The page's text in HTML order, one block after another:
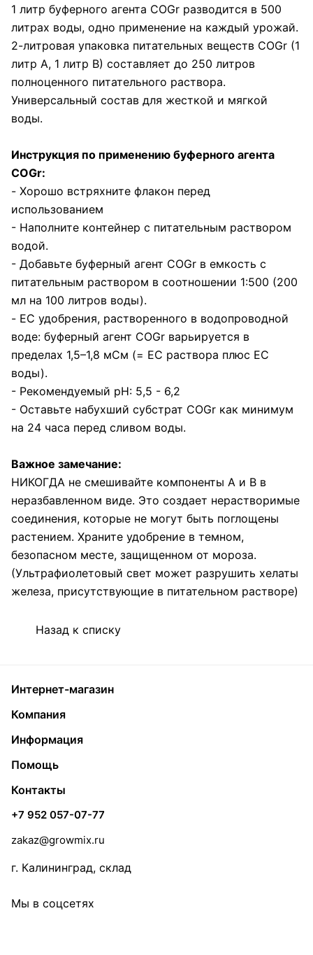
1 литр буферного агента COGr разводится в 500
литрах воды, одно применение на каждый урожай.
2-литровая упаковка питательных веществ COGr (1
литр A, 1 литр B) составляет до 250 литров
полноценного питательного раствора.
Универсальный состав для жесткой и мягкой
воды.
Инструкция по применению буферного агента
COGr:
- Хорошо встряхните флакон перед
использованием
- Наполните контейнер с питательным раствором
водой.
- Добавьте буферный агент COGr в емкость с
питательным раствором в соотношении 1:500 (200
мл на 100 литров воды).
- EC удобрения, растворенного в водопроводной
воде: буферный агент COGr варьируется в
пределах 1,5–1,8 мСм (= EC раствора плюс EC
воды).
- Рекомендуемый рН: 5,5 - 6,2
- Оставьте набухший субстрат COGr как минимум
на 24 часа перед сливом воды.
Важное замечание:
НИКОГДА не смешивайте компоненты А и В в
неразбавленном виде. Это создает нерастворимые
соединения, которые не могут быть поглощены
растением. Храните удобрение в темном,
безопасном месте, защищенном от мороза.
(Ультрафиолетовый свет может разрушить хелаты
железа, присутствующие в питательном растворе)
Назад к списку
Интернет-магазин
Компания
Информация
Помощь
Контакты
+7 952 057-07-77
zakaz@growmix.ru
г. Калининград, склад
Мы в соцсетях